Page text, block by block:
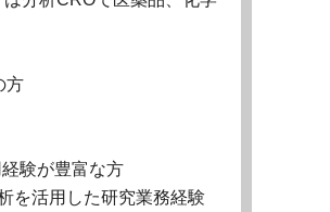
方
験が豊富な方
を活用した研究業務経験